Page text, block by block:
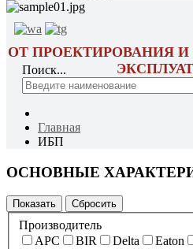
ОТ ПРОЕКТИРОВАНИЯ И
Поиск...
Главная
ИБП
ОСНОВНЫЕ
Производитель
APC
BIR Delta Eaton